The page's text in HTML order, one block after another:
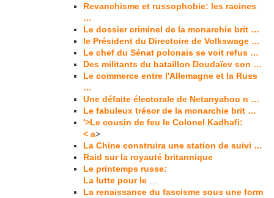
Revanchisme et russophobie: les racines
…
Le dossier criminel de la monarchie brit …
le Président du Directoire de Volkswage …
Le chef du Sénat polonais se voit refus …
Des militants du bataillon Doudaïev son …
Le commerce entre l'Allemagne et la Russ
…
Une défaite électorale de Netanyahou n …
Le fabuleux trésor de la monarchie brit …
'>Le cousin de feu le Colonel Kadhafi:
< a>
La Chine construira une station de suivi …
Raid sur la royauté britannique
Le printemps russe:
La lutte pour le
La renaissance du fascisme sous une form